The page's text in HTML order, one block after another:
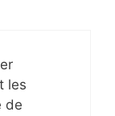
les
de